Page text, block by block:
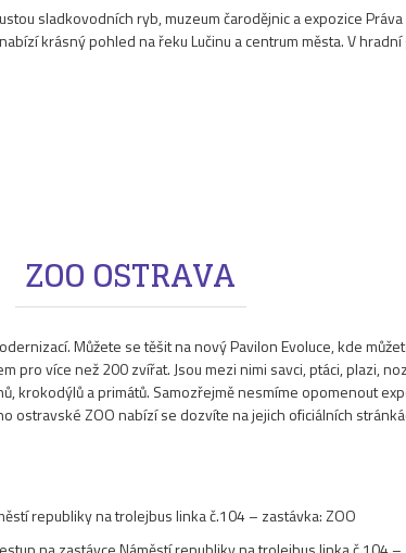
sladkovodních ryb, muzeum čarodějnic a expozice
krásný pohled na řeku Lučinu a centrum města. V
ZOO OSTRAVA
Můžete se těšit na nový Pavilon Evoluce, kde
pro více než 200 zvířat. Jsou mezi nimi savci, ptáci, plazi,
krokodýlů a primátů. Samozřejmě nesmíme opomenout
ostravské ZOO nabízí se dozvíte na jejich oficiálních
republiky na trolejbus linka č.104 – zastávka: ZOO